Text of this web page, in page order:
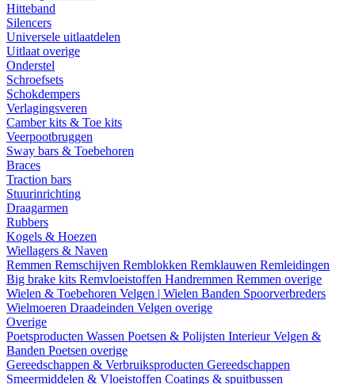
Hitteband
Silencers
Universele uitlaatdelen
Uitlaat overige
Onderstel
Schroefsets
Schokdempers
Verlagingsveren
Camber kits & Toe kits
Veerpootbruggen
Sway bars & Toebehoren
Braces
Traction bars
Stuurinrichting
Draagarmen
Rubbers
Kogels & Hoezen
Wiellagers & Naven
Remmen Remschijven Remblokken Remklauwen Remleidingen
Big brake kits Remvloeistoffen Handremmen Remmen overige
Wielen & Toebehoren Velgen | Wielen Banden Spoorverbreders
Wielmoeren Draadeinden Velgen overige
Overige
Poetsproducten Wassen Poetsen & Polijsten InterieurVelgen &
Banden Poetsen overige
Gereedschappen & Verbruiksproducten Gereedschappen
Smeermiddelen & Vloeistoffen Coatings & spuitbussen